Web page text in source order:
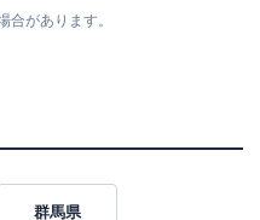
合があります。
群馬県